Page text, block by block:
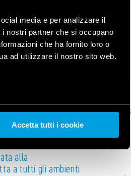
media e per analizzare il
nostri partner che si occupano
che ha fornito loro o
ad utilizzare il nostro sito web.
Accetta tutti i cookie
TUTTE LE NEWS
alla
a tutti gli ambienti